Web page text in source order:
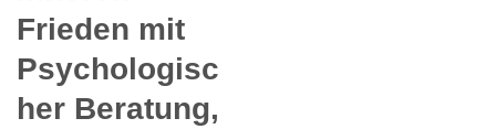
Frieden mit
Psychologisc
her Beratung,